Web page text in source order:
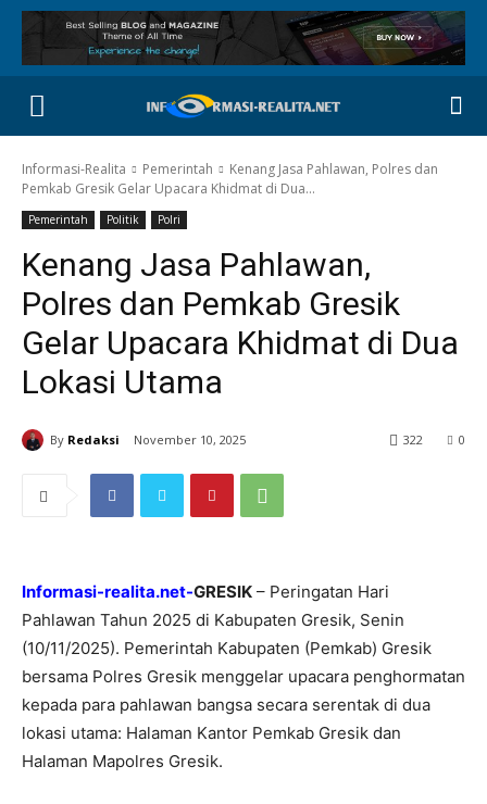
Informasi-Realita Pemerintah
Kenang Jasa Pahlawan, Polres dan
Pemkab Gresik Gelar Upacara Khidmat di Dua...
Pemerintah Politik Polri
Kenang Jasa Pahlawan,
Polres dan Pemkab Gresik
Gelar Upacara Khidmat di Dua
Lokasi Utama
By Redaksi November 10, 2025 0
322
Informasi-realita.net-GRESIK – Peringatan Hari
Pahlawan Tahun 2025 di Kabupaten Gresik, Senin
(10/11/2025). Pemerintah Kabupaten (Pemkab) Gresik
bersama Polres Gresik menggelar upacara penghormatan
kepada para pahlawan bangsa secara serentak di dua
lokasi utama: Halaman Kantor Pemkab Gresik dan
Halaman Mapolres Gresik.